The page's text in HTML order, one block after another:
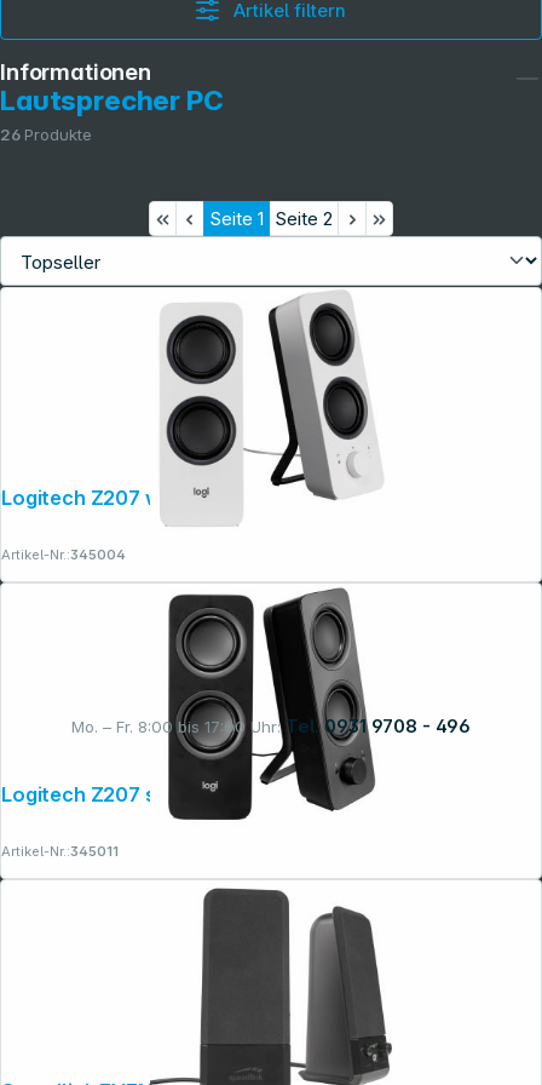
Mo. – Fr. 8:00 bis 17:00 Uhr: Tel. 0931 9708 - 496
Artikel filtern
Lautsprecher PC
26 Produkte
Seite 1 Seite 2
Logitech Z207 weiß
Artikel-Nr.:345004
Logitech Z207 schwarz
Artikel-Nr.:345011
Informationen